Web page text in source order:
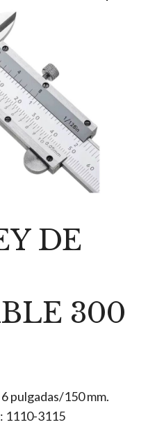
DE
300
pulgadas/150 mm.
1110-3115